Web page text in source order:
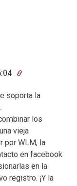
soporta la
los
vieja
por WLM, la
en facebook
en la
registro. ¡Y la